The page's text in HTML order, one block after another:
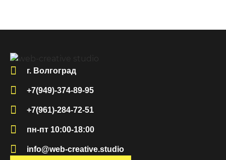
г. Волгоград
+7(949)-374-89-95
+7(961)-284-72-51
пн-пт 10:00-18:00
info@web-creative.studio